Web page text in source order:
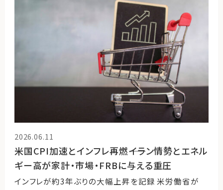
2026.06.11
米国CPI加速とインフレ再燃――イラン情勢とエネル
ギー高が家計・市場・FRBに与える重圧
インフレが約3年ぶりの大幅上昇を記録 米労働省が